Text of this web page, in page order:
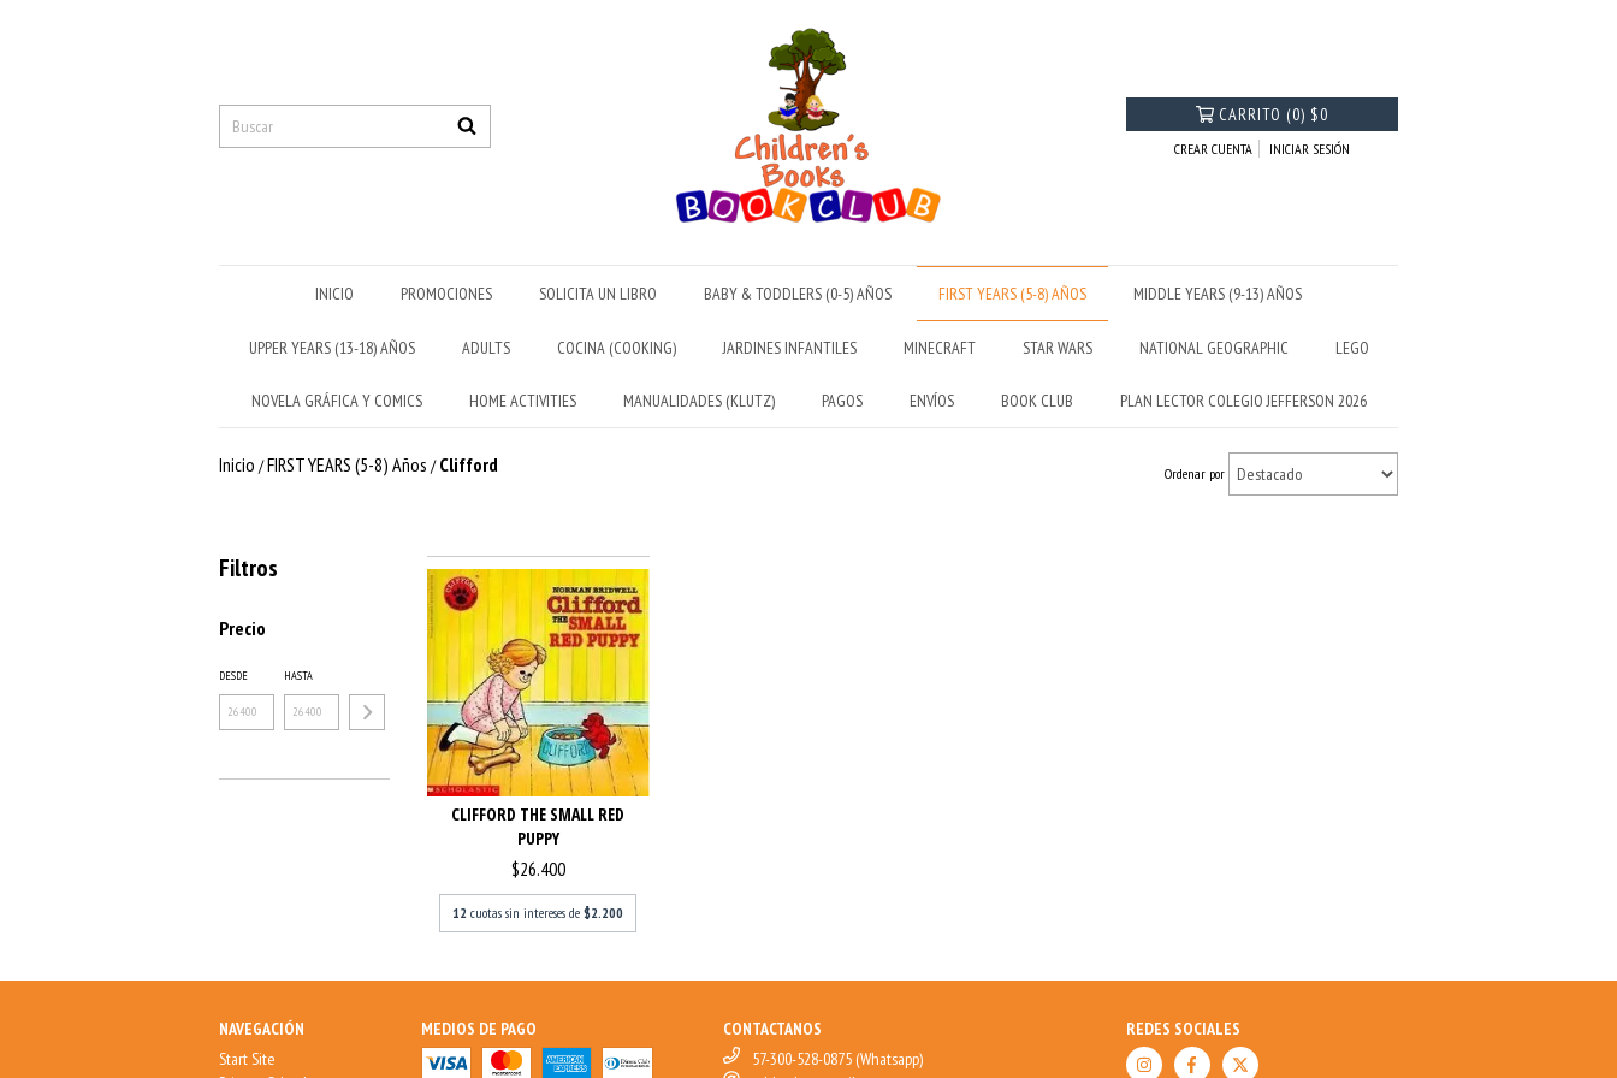
CARRITO (0) $0
CREAR CUENTA INICIAR SESIÓN
INICIO PROMOCIONES SOLICITA UN LIBRO BABY & TODDLERS (0-5) AÑOS FIRST YEARS (5-8) AÑOS MIDDLE YEARS (9-13) AÑOS
UPPER YEARS (13-18) AÑOS ADULTS COCINA (COOKING) JARDINES INFANTILES MINECRAFT STAR WARS NATIONAL GEOGRAPHIC LEGO
NOVELA GRÁFICA Y COMICS HOME ACTIVITIES MANUALIDADES (KLUTZ) PAGOS ENVÍOS BOOK CLUB PLAN LECTOR COLEGIO JEFFERSON 2026
Inicio /FIRST YEARS (5-8) Años / Clifford Ordenar por
Filtros
Precio
DESDE HASTA
CLIFFORD THE SMALL RED
PUPPY
$26.400
12 cuotas sin intereses de$2.200
NAVEGACIÓN
Start Site
MEDIOS DE PAGO
CONTACTANOS
57-300-528-0875 (Whatsapp)
REDES SOCIALES